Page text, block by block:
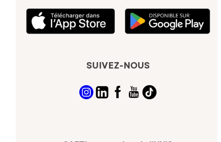
SUIVEZ-NOUS